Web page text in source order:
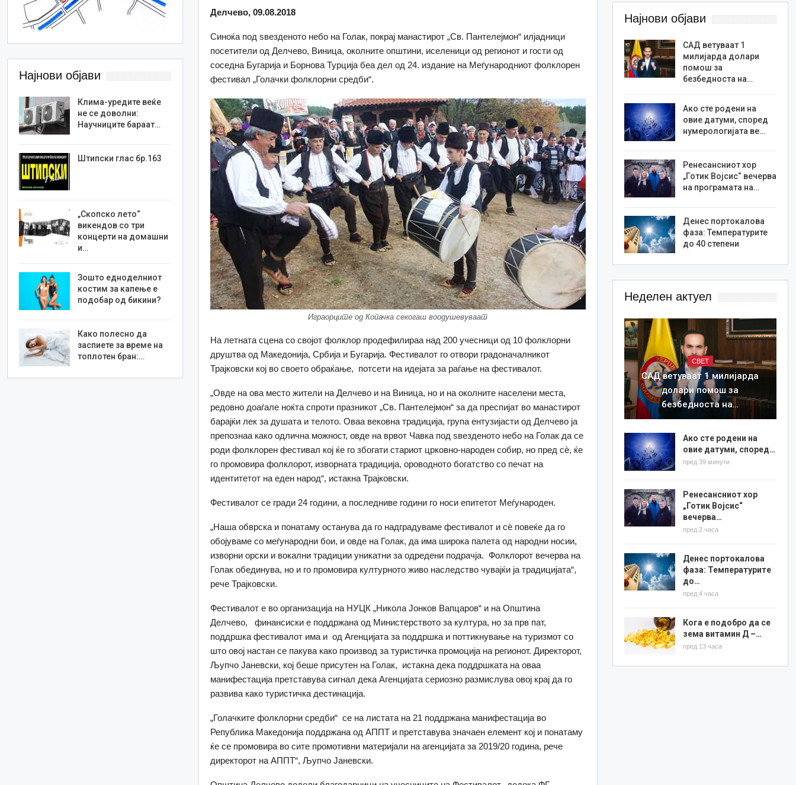
Делчево, 09.08.2018
Синоќа под ѕвезденото небо на Голак, покрај манастирот „Св. Пантелејмон“ илјадници
посетители од Делчево, Виница, околните општини, иселеници од регионот и гости од
соседна Бугарија и Борнова Турција беа дел од 24. издание на Меѓународниот фолклорен
фестивал „Голачки фолклорни средби“.
Играорците од Копачка секогаш воодушевуваат
На летната сцена со својот фолклор продефилираа над 200 учесници од 10 фолклорни
друштва од Македонија, Србија и Бугарија. Фестивалот го отвори градоначалникот
Трајковски кој во своето обраќање, потсети на идејата за раѓање на фестивалот.
„Овде на ова место жители на Делчево и на Виница, но и на околните населени места,
редовно доаѓале ноќта спроти празникот „Св. Пантелејмон“ за да преспијат во манастирот
барајќи лек за душата и телото. Оваа вековна традиција, група ентузијасти од Делчево ја
препознаа како одлична можност, овде на врвот Чавка под ѕвезденото небо на Голак да се
роди фолклорен фестивал кој ќе го збогати стариот црковно-народен собир, но пред сѐ, ќе
го промовира фолклорот, изворната традиција, ороводното богатство со печат на
идентитетот на еден народ“, истакна Трајковски.
Фестивалот се гради 24 години, а последниве години го носи епитетот Меѓународен.
„Наша обврска и понатаму останува да го надградуваме фестивалот и сѐ повеќе да го
обојуваме со меѓународни бои, и овде на Голак, да има широка палета од народни носии,
изворни орски и вокални традиции уникатни за одредени подрачја. Фолклорот вечерва на
Голак обединува, но и го промовира културното живо наследство чувајќи ја традицијата“,
рече Трајковски.
Фестивалот е во организација на НУЦК „Никола Јонков Вапцаров“ и на Општина
Делчево, финансиски е поддржана од Министерството за култура, но за прв пат,
поддршка фестивалот има и од Агенцијата за поддршка и поттикнување на туризмот со
што овој настан се пакува како производ за туристичка промоција на регионот. Директорот,
Љупчо Јаневски, кој беше присутен на Голак, истакна дека поддршката на оваа
манифестација претставува сигнал дека Агенцијата сериозно размислува овој крај да го
развива како туристичка дестинација.
„Голачките фолклорни средби“ се на листата на 21 поддржана манифестација во
Република Македонија поддржана од АППТ и претставува значаен елемент кој и понатаму
ќе се промовира во сите промотивни материјали на агенцијата за 2019/20 година, рече
директорот на АППТ“, Љупчо Јаневски.
Најнови објави
САД ветуваат 1
милијарда долари
помош за
безбедноста на…
Ако сте родени на
овие датуми, според
нумерологијата ве…
Ренесансниот хор
„Готик Војсис“ вечерва
на програмата на…
Денес портокалова
фаза: Температурите
до 40 степени
Неделен актуел
СВЕТ
САД ветуваат 1 милијарда
долари помош за
безбедноста на…
Ако сте родени на
овие датуми, според…
пред 39 минути
Ренесансниот хор
„Готик Војсис“
вечерва…
пред 2 часа
Денес портокалова
фаза: Температурите
до…
пред 4 часа
Кога е подобро да се
зема витамин Д –…
пред 13 часа
Најнови објави
Клима-уредите веќе
не се доволни:
Научниците бараат…
Штипски глас бр.163
„Скопско лето“
викендов со три
концерти на домашни
и…
Зошто едноделниот
костим за капење е
подобар од бикини?
Како полесно да
заспиете за време на
топлотен бран:…